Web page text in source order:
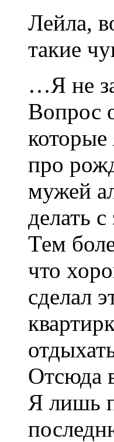
Лейла,
такие
…Я не
Вопрос
про
мужей
делать
Тем
что
сделал
Отсюда
Я лишь